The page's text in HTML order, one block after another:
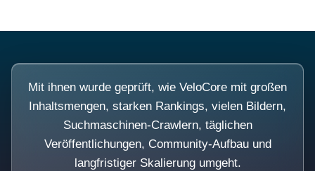
Mit ihnen wurde geprüft, wie VeloCore mit großen
Inhaltsmengen, starken Rankings, vielen Bildern,
Suchmaschinen-Crawlern, täglichen
Veröffentlichungen, Community-Aufbau und
langfristiger Skalierung umgeht.